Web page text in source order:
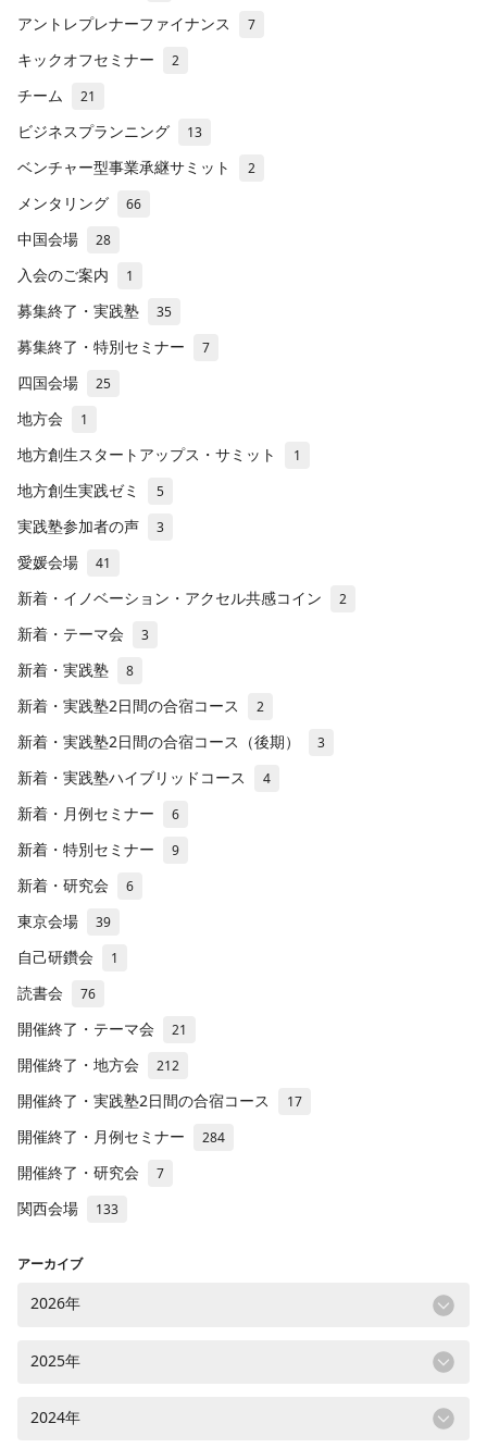
アントレプレナーファイナンス 7
キックオフセミナー 2
チーム 21
ビジネスプランニング 13
ベンチャー型事業承継サミット 2
メンタリング 66
中国会場 28
入会のご案内 1
募集終了・実践塾 35
募集終了・特別セミナー 7
四国会場 25
地方会 1
地方創生スタートアップス・サミット 1
地方創生実践ゼミ 5
実践塾参加者の声 3
愛媛会場 41
新着・イノベーション・アクセル共感コイン 2
新着・テーマ会 3
新着・実践塾 8
新着・実践塾2日間の合宿コース 2
新着・実践塾2日間の合宿コース（後期） 3
新着・実践塾ハイブリッドコース 4
新着・月例セミナー 6
新着・特別セミナー 9
新着・研究会 6
東京会場 39
自己研鑽会 1
読書会 76
開催終了・テーマ会 21
開催終了・地方会 212
開催終了・実践塾2日間の合宿コース 17
開催終了・月例セミナー 284
開催終了・研究会 7
関西会場 133
アーカイブ
2026年
2025年
2024年